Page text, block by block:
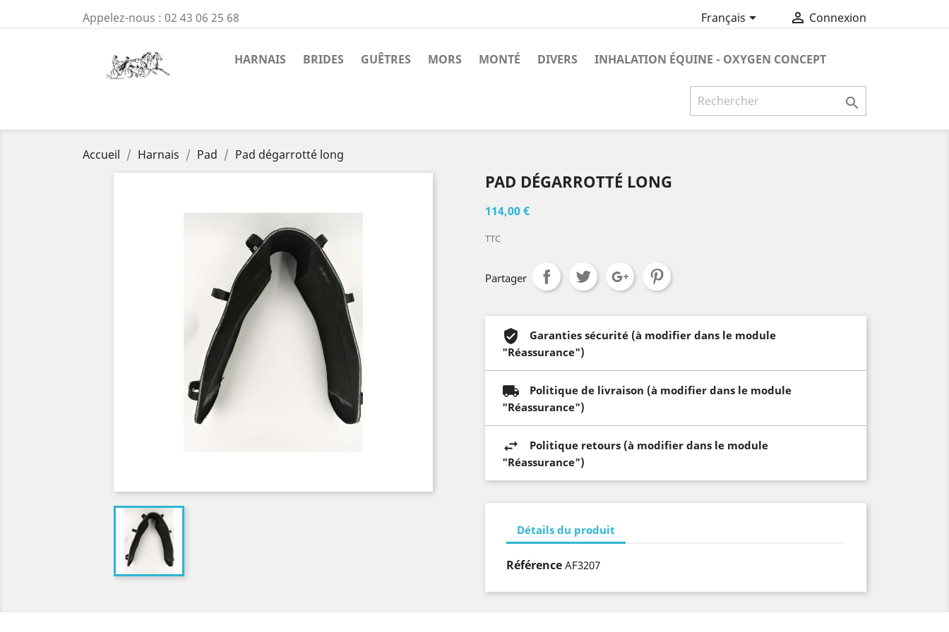
Appelez-nous : 02 43 06 25 68 Français  Connexion
HARNAIS BRIDES GUÊTRES MORS MONTÉ DIVERS INHALATION ÉQUINE - OXYGEN CONCEPT

Accueil Harnais Pad Pad dégarrotté long
PAD DÉGARROTTÉ LONG
114,00 €
TTC
Partager
Garanties sécurité (à modifier dans le module
"Réassurance")
Politique de livraison (à modifier dans le module
"Réassurance")
Politique retours (à modifier dans le module
"Réassurance")
Détails du produit
Référence AF3207